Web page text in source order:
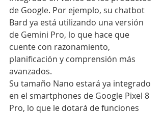
de Google. Por ejemplo, su chatbot
Bard ya está utilizando una versión
de Gemini Pro, lo que hace que
cuente con razonamiento,
planificación y comprensión más
avanzados.
Su tamaño Nano estará ya integrado
en el smartphones de Google Pixel 8
Pro, lo que le dotará de funciones